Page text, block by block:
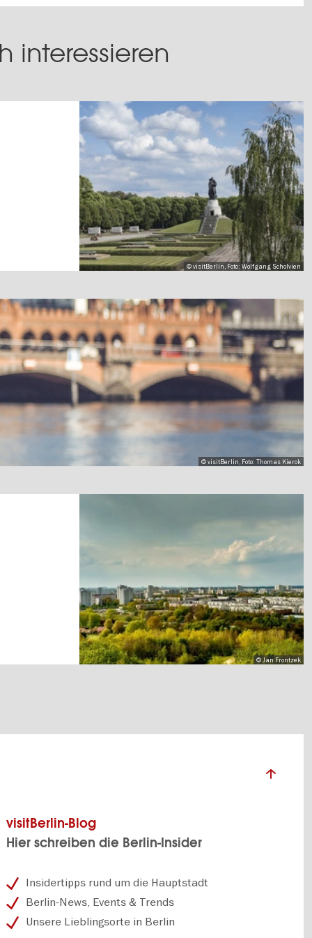
interessieren
© visitBerlin, Foto: Wolfgang Scholvien
© visitBerlin, Foto: Thomas Kierok
© Jan Frontzek
visitBerlin-Blog
Hier schreiben die Berlin-Insider
Insidertipps rund um die Hauptstadt
Berlin-News, Events & Trends
Unsere Lieblingsorte in Berlin